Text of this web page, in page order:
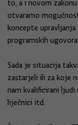
to, a i novom
otvaramo
koncepte
programskih
Sada je situacija
zastarjeli ili za koje
nam kvalificirani
liječnici itd.